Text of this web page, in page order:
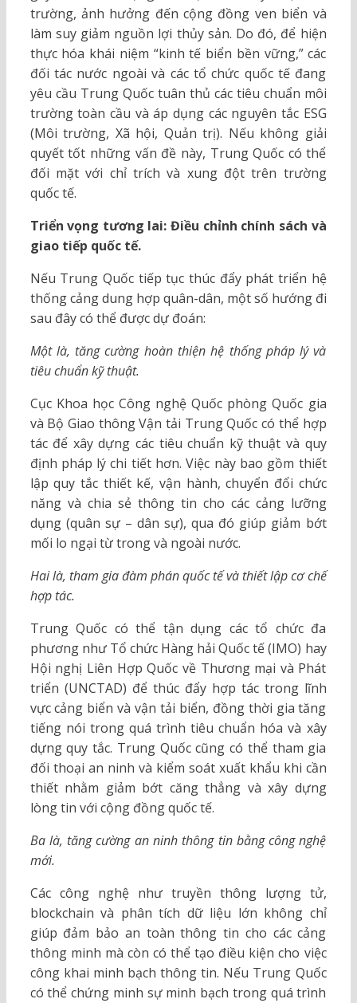
trường, ảnh hưởng đến cộng đồng ven biển và
làm suy giảm nguồn lợi thủy sản. Do đó, để hiện
thực hóa khái niệm “kinh tế biển bền vững,” các
đối tác nước ngoài và các tổ chức quốc tế đang
yêu cầu Trung Quốc tuân thủ các tiêu chuẩn môi
trường toàn cầu và áp dụng các nguyên tắc ESG
(Môi trường, Xã hội, Quản trị). Nếu không giải
quyết tốt những vấn đề này, Trung Quốc có thể
đối mặt với chỉ trích và xung đột trên trường
quốc tế.
Triển vọng tương lai: Điều chỉnh chính sách và
giao tiếp quốc tế.
Nếu Trung Quốc tiếp tục thúc đẩy phát triển hệ
thống cảng dung hợp quân-dân, một số hướng đi
sau đây có thể được dự đoán:
Một là, tăng cường hoàn thiện hệ thống pháp lý và
tiêu chuẩn kỹ thuật.
Cục Khoa học Công nghệ Quốc phòng Quốc gia
và Bộ Giao thông Vận tải Trung Quốc có thể hợp
tác để xây dựng các tiêu chuẩn kỹ thuật và quy
định pháp lý chi tiết hơn. Việc này bao gồm thiết
lập quy tắc thiết kế, vận hành, chuyển đổi chức
năng và chia sẻ thông tin cho các cảng lưỡng
dụng (quân sự – dân sự), qua đó giúp giảm bớt
mối lo ngại từ trong và ngoài nước.
Hai là, tham gia đàm phán quốc tế và thiết lập cơ chế
hợp tác.
Trung Quốc có thể tận dụng các tổ chức đa
phương như Tổ chức Hàng hải Quốc tế (IMO) hay
Hội nghị Liên Hợp Quốc về Thương mại và Phát
triển (UNCTAD) để thúc đẩy hợp tác trong lĩnh
vực cảng biển và vận tải biển, đồng thời gia tăng
tiếng nói trong quá trình tiêu chuẩn hóa và xây
dựng quy tắc. Trung Quốc cũng có thể tham gia
đối thoại an ninh và kiểm soát xuất khẩu khi cần
thiết nhằm giảm bớt căng thẳng và xây dựng
lòng tin với cộng đồng quốc tế.
Ba là, tăng cường an ninh thông tin bằng công nghệ
mới.
Các công nghệ như truyền thông lượng tử,
blockchain và phân tích dữ liệu lớn không chỉ
giúp đảm bảo an toàn thông tin cho các cảng
thông minh mà còn có thể tạo điều kiện cho việc
công khai minh bạch thông tin. Nếu Trung Quốc
có thể chứng minh sự minh bạch trong quá trình